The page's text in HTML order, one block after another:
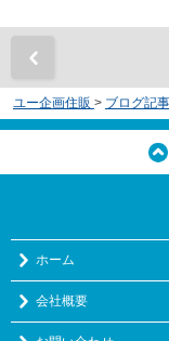
ユー企画住販 > ブログ記
ホーム
会社概要